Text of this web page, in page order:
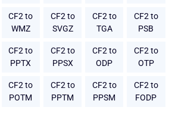
CF2 to
WMZ
CF2 to
SVGZ
CF2 to
TGA
CF2 to
PSB
CF2 to
PPTX
CF2 to
PPSX
CF2 to
ODP
CF2 to
OTP
CF2 to
POTM
CF2 to
PPTM
CF2 to
PPSM
CF2 to
FODP